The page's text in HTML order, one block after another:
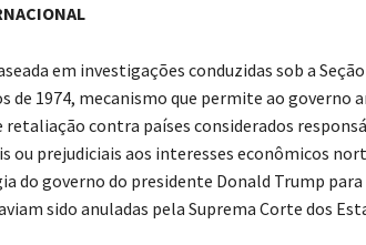
em investigações conduzidas sob a
de 1974, mecanismo que permite ao governo
retaliação contra países considerados
ou prejudiciais aos interesses econômicos
do governo do presidente Donald Trump
sido anuladas pela Suprema Corte dos